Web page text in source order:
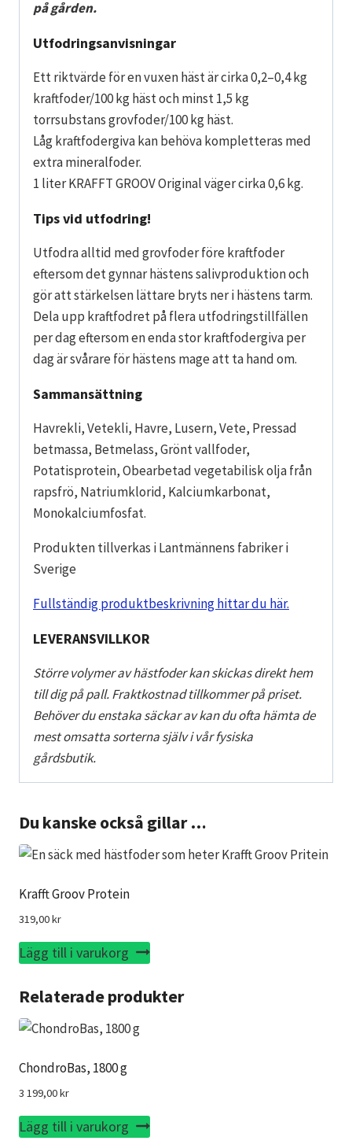
på gården.
Utfodringsanvisningar
Ett riktvärde för en vuxen häst är cirka 0,2–0,4 kg
kraftfoder/100 kg häst och minst 1,5 kg
torrsubstans grovfoder/100 kg häst.
Låg kraftfodergiva kan behöva kompletteras med
extra mineralfoder.
1 liter KRAFFT GROOV Original väger cirka 0,6 kg.
Tips vid utfodring!
Utfodra alltid med grovfoder före kraftfoder
eftersom det gynnar hästens salivproduktion och
gör att stärkelsen lättare bryts ner i hästens tarm.
Dela upp kraftfodret på flera utfodringstillfällen
per dag eftersom en enda stor kraftfodergiva per
dag är svårare för hästens mage att ta hand om.
Sammansättning
Havrekli, Vetekli, Havre, Lusern, Vete, Pressad
betmassa, Betmelass, Grönt vallfoder,
Potatisprotein, Obearbetad vegetabilisk olja från
rapsfrö, Natriumklorid, Kalciumkarbonat,
Monokalciumfosfat.
Produkten tillverkas i Lantmännens fabriker i
Sverige
Fullständig produktbeskrivning hittar du här.
LEVERANSVILLKOR
Större volymer av hästfoder kan skickas direkt hem
till dig på pall. Fraktkostnad tillkommer på priset.
Behöver du enstaka säckar av kan du ofta hämta de
mest omsatta sorterna själv i vår fysiska
gårdsbutik.
Du kanske också gillar …
Krafft Groov Protein
319,00kr
Lägg till i varukorg
Relaterade produkter
ChondroBas, 1800 g
3 199,00kr
Lägg till i varukorg